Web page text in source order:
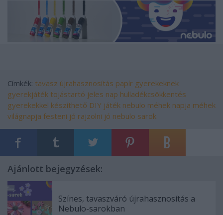
Címkék: tavasz újrahasznosítás papír gyerekeknek
gyerekjáték tojástartó jeles nap hulladékcsökkentés
gyerekekkel készíthető DIY játék nebulo méhek napja méhek
világnapja festeni jó rajzolni jó nebulo sarok
Ajánlott bejegyzések:
Színes, tavaszváró újrahasznosítás a
Nebulo-sarokban